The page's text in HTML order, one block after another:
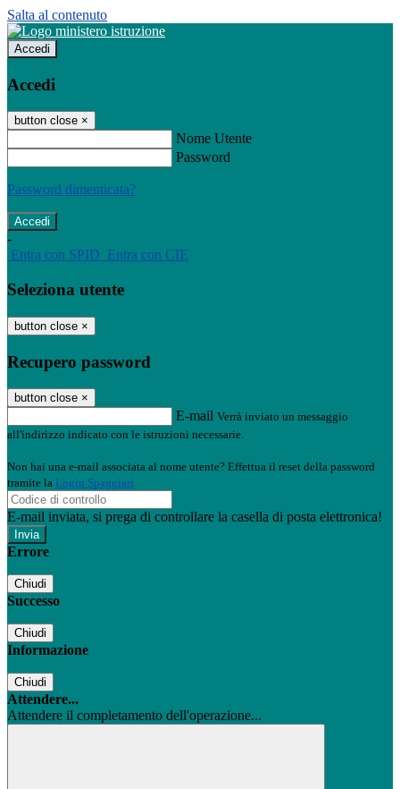
Salta al contenuto
Accedi
Accedi
button close ×
Nome Utente
Password
Password dimenticata?
-
Entra con SPID Entra con CIE
Seleziona utente
button close ×
Recupero password
button close ×
E-mail Verrà inviato un messaggio
all'indirizzo indicato con le istruzioni necessarie.
Non hai una e-mail associata al nome utente? Effettua il reset della password
tramite la Login Spaggiari
E-mail inviata, si prega di controllare la casella di posta elettronica!
Errore
Chiudi
Successo
Chiudi
Informazione
Chiudi
Attendere...
Attendere il completamento dell'operazione...